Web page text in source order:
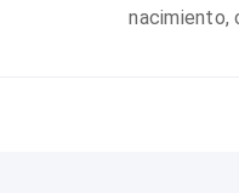
nacimiento,